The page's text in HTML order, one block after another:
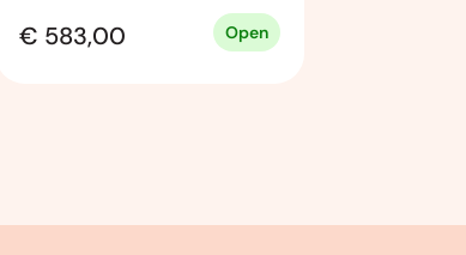
€ 583,00 Open